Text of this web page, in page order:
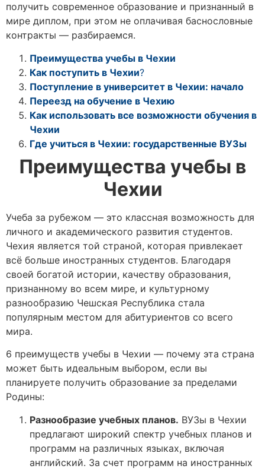
получить современное образование и признанный в
мире диплом, при этом не оплачивая баснословные
контракты — разбираемся.
Преимущества учебы в Чехии
Как поступить в Чехии?
Поступление в университет в Чехии: начало
Переезд на обучение в Чехию
Как использовать все возможности обучения в
Чехии
Где учиться в Чехии: государственные ВУЗы
Преимущества учебы в
Чехии
Учеба за рубежом — это классная возможность для
личного и академического развития студентов.
Чехия является той страной, которая привлекает
всё больше иностранных студентов. Благодаря
своей богатой истории, качеству образования,
признанному во всем мире, и культурному
разнообразию Чешская Республика стала
популярным местом для абитуриентов со всего
мира.
6 преимуществ учебы в Чехии — почему эта страна
может быть идеальным выбором, если вы
планируете получить образование за пределами
Родины:
Разнообразие учебных планов. ВУЗы в Чехии
предлагают широкий спектр учебных планов и
программ на различных языках, включая
английский. За счет программ на иностранных